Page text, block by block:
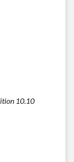
10.10